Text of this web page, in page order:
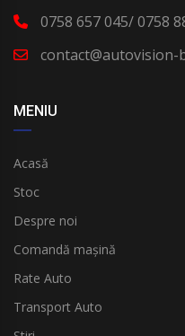
0758 657 045/ 0758
contact@autovision-
MENIU
Acasă
Stoc
Despre noi
Comandă mașină
Rate Auto
Transport Auto